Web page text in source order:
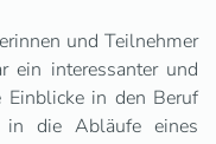
und Teilnehmer
ein interessanter und
Einblicke in den Beruf
in die Abläufe eines